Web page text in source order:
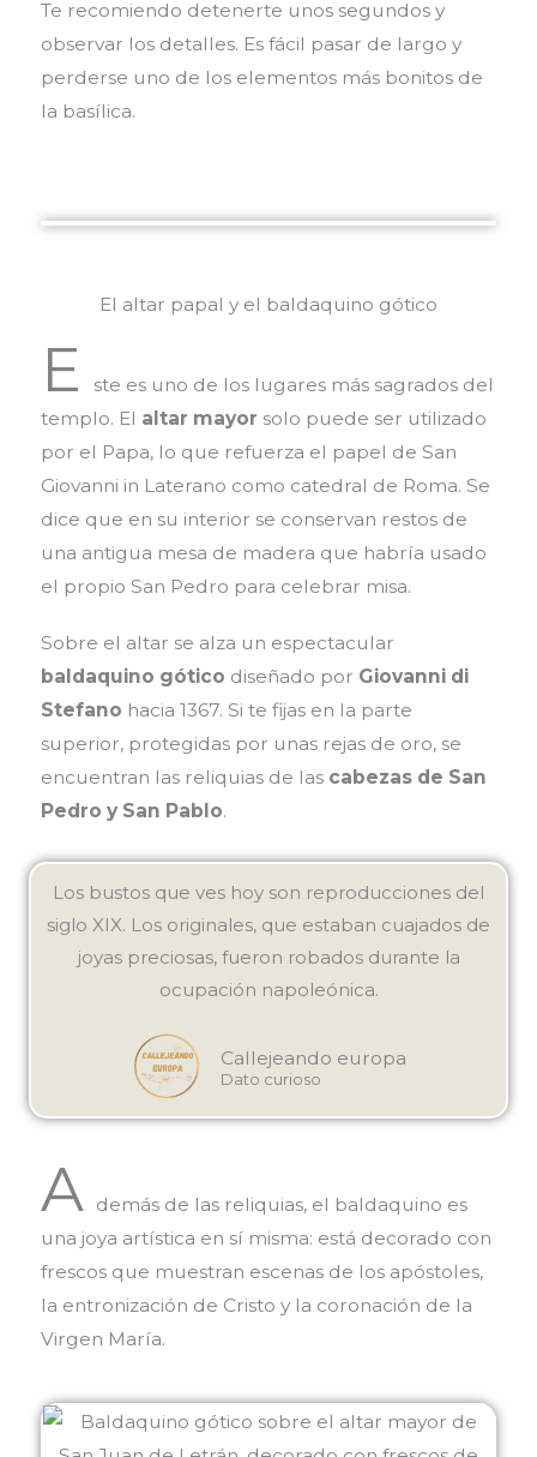
Te recomiendo detenerte unos segundos y
observar los detalles. Es fácil pasar de largo y
perderse uno de los elementos más bonitos de
la basílica.
El altar papal y el baldaquino gótico
E
ste es uno de los lugares más sagrados del
templo. El altar mayor solo puede ser utilizado
por el Papa, lo que refuerza el papel de San
Giovanni in Laterano como catedral de Roma. Se
dice que en su interior se conservan restos de
una antigua mesa de madera que habría usado
el propio San Pedro para celebrar misa.
Sobre el altar se alza un espectacular
baldaquino gótico diseñado por Giovanni di
Stefano hacia 1367. Si te fijas en la parte
superior, protegidas por unas rejas de oro, se
encuentran las reliquias de las cabezas de San
Pedro y San Pablo.
Los bustos que ves hoy son reproducciones del
siglo XIX. Los originales, que estaban cuajados de
joyas preciosas, fueron robados durante la
ocupación napoleónica.
Callejeando europa
Dato curioso
A demás de las reliquias, el baldaquino es
una joya artística en sí misma: está decorado con
frescos que muestran escenas de los apóstoles,
la entronización de Cristo y la coronación de la
Virgen María.